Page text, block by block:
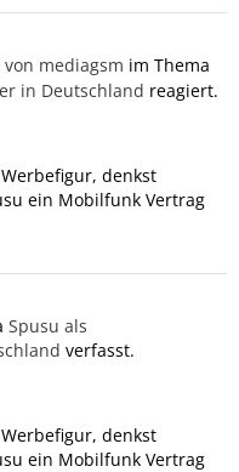
mediagsm im Thema
in Deutschland reagiert.
denkst
ein Mobilfunk Vertrag
Spusu als
verfasst.
denkst
ein Mobilfunk Vertrag